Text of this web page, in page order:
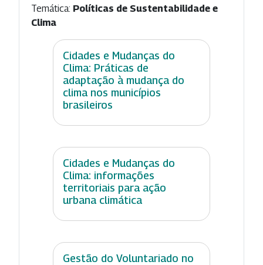
Temática: Políticas de Sustentabilidade e
Clima
Cidades e Mudanças do
Clima: Práticas de
adaptação à mudança do
clima nos municípios
brasileiros
Cidades e Mudanças do
Clima: informações
territoriais para ação
urbana climática
Gestão do Voluntariado no